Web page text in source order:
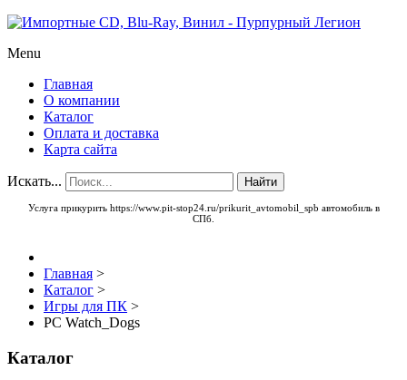
Menu
Главная
О компании
Каталог
Оплата и доставка
Карта сайта
Искать... Найти
Услуга прикурить https://www.pit-stop24.ru/prikurit_avtomobil_spb автомобиль в
СПб.
Главная >
Каталог >
Игры для ПК >
PC Watch_Dogs
Каталог